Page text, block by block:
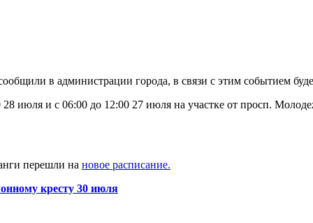
в администрации города, в связи с этим событием
июля и с 06:00 до 12:00 27 июля на участке от просп.
перешли на новое расписание.
кресту 30 июля